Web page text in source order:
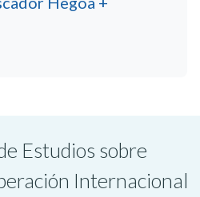
Estudios sobre
Internacional